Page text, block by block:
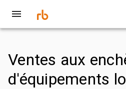
Ventes aux
d'équipements